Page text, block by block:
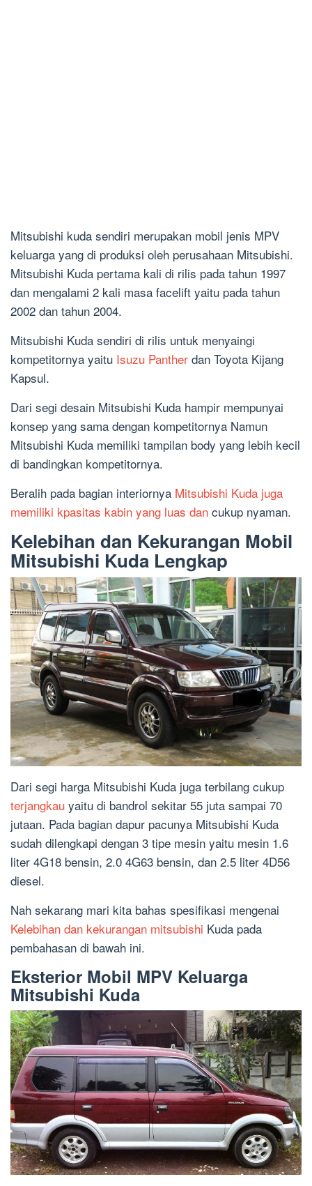
Mitsubishi kuda sendiri merupakan mobil jenis MPV
keluarga yang di produksi oleh perusahaan Mitsubishi.
Mitsubishi Kuda pertama kali di rilis pada tahun 1997
dan mengalami 2 kali masa facelift yaitu pada tahun
2002 dan tahun 2004.
Mitsubishi Kuda sendiri di rilis untuk menyaingi
kompetitornya yaitu Isuzu Panther dan Toyota Kijang
Kapsul.
Dari segi desain Mitsubishi Kuda hampir mempunyai
konsep yang sama dengan kompetitornya Namun
Mitsubishi Kuda memiliki tampilan body yang lebih kecil
di bandingkan kompetitornya.
Beralih pada bagian interiornya Mitsubishi Kuda juga
memiliki kpasitas kabin yang luas dan cukup nyaman.
Kelebihan dan Kekurangan Mobil
Mitsubishi Kuda Lengkap
Dari segi harga Mitsubishi Kuda juga terbilang cukup
terjangkau yaitu di bandrol sekitar 55 juta sampai 70
jutaan. Pada bagian dapur pacunya Mitsubishi Kuda
sudah dilengkapi dengan 3 tipe mesin yaitu mesin 1.6
liter 4G18 bensin, 2.0 4G63 bensin, dan 2.5 liter 4D56
diesel.
Nah sekarang mari kita bahas spesifikasi mengenai
Kelebihan dan kekurangan mitsubishi Kuda pada
pembahasan di bawah ini.
Eksterior Mobil MPV Keluarga
Mitsubishi Kuda